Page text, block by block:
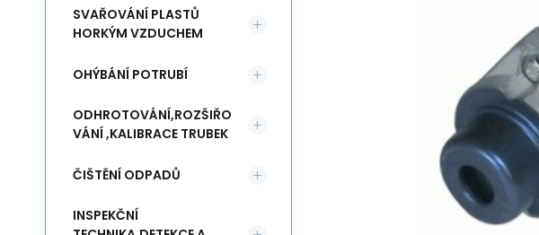
SVAŘOVÁNÍ PLASTŮ
HORKÝM VZDUCHEM
OHÝBÁNÍ POTRUBÍ
ODHROTOVÁNÍ,ROZŠIŘO
VÁNÍ ,KALIBRACE TRUBEK
ČIŠTĚNÍ ODPADŮ
INSPEKČNÍ